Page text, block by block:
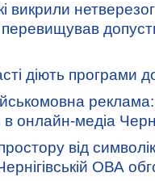
викрили
перевищував
діють програми
реклама:
онлайн-медіа
від
ОВА